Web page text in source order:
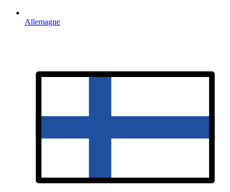
Allemagne